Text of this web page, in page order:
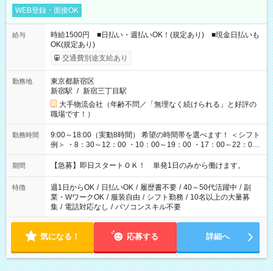
WEB登録・面接OK
給与
時給1500円 ■日払い・週払いOK！(規定あり) ■現金日払いも
OK(規定あり)
交通費別途支給あり
勤務地
東京都新宿区
新宿駅 / 新宿三丁目駅
大手物流会社（年齢不問／「無理なく続けられる」と好評の
職場です！）
勤務時間
9:00～18:00（実動8時間） 希望の時間帯を選べます！ ＜シフト
例＞ ・8：30～12：00 ・10：00～19：00 ・17：00～22：00
・13：00～22：00 ・22：00～翌6：00 など
期間 【急募】即日スタートＯＫ！ 単発1日のみから働けます。
特徴 週1日からOK / 日払いOK / 履歴書不要 / 40～50代活躍中 / 副
業・WワークOK / 服装自由 / シフト勤務 / 10名以上の大量募
集 / 電話対応なし / パソコンスキル不要
気になる！ 応募する 詳細へ